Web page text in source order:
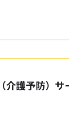
介護予防）